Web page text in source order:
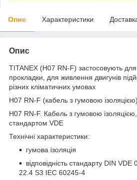
Опис Характеристики
Опис
TITANEX (H07 RN-F) застосовують для
прокладки, для живлення двигунів
різних кліматичних умовах
H07 RN-F (кабель з гумовою ізоляцією)
H07 RN-F. Кабель з гумовою
стандартом VDE
Технічні характеристики:
гумова ізоляція
відповідність стандарту DIN
22.4 S3 IEC 60245-4